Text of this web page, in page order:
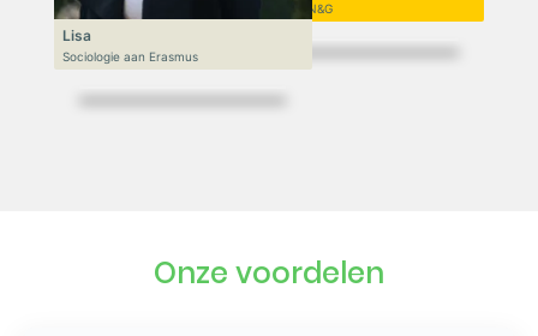
VWO 6, N&T/N&G
Lisa
Sociologie aan Erasmus
Onze voordelen